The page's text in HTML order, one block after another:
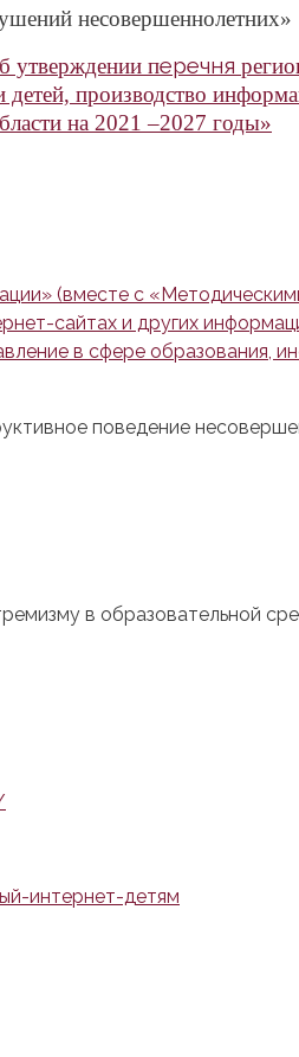
несовершеннолетних»
утверждении перечня
детей, производство
на 2021 –2027 годы»
(вместе с
сайтах и других
в сфере образования,
поведение
в образовательной
интернет-детям